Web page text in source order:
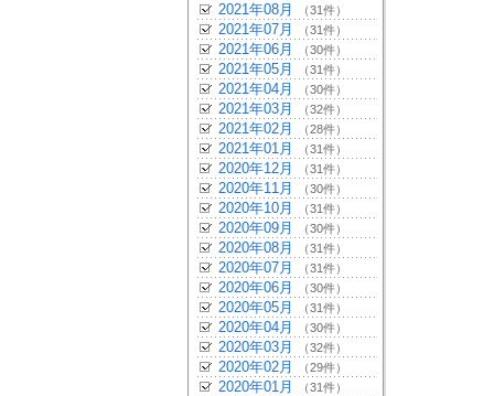
2021年08月 （31件）
2021年07月 （31件）
2021年06月 （30件）
2021年05月 （31件）
2021年04月 （30件）
2021年03月 （32件）
2021年02月 （28件）
2021年01月 （31件）
2020年12月 （31件）
2020年11月 （30件）
2020年10月 （31件）
2020年09月 （30件）
2020年08月 （31件）
2020年07月 （31件）
2020年06月 （30件）
2020年05月 （31件）
2020年04月 （30件）
2020年03月 （32件）
2020年02月 （29件）
2020年01月 （31件）